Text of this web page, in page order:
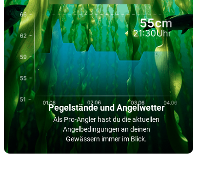
Pegelstände und Angelwetter
Als Pro-Angler hast du die aktuellen
Angelbedingungen an deinen
Gewässern immer im Blick.